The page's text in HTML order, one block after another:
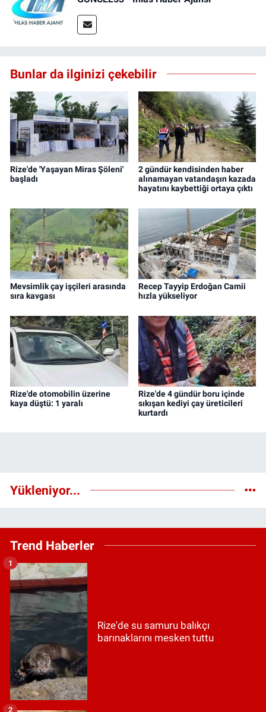
Bunlar da ilginizi çekebilir
Rize'de 'Yaşayan Miras Şöleni'
başladı
2 gündür kendisinden haber
alınamayan vatandaşın kazada
hayatını kaybettiği ortaya çıktı
Mevsimlik çay işçileri arasında
sıra kavgası
Recep Tayyip Erdoğan Camii
hızla yükseliyor
Rize'de otomobilin üzerine
kaya düştü: 1 yaralı
Rize'de 4 gündür boru içinde
sıkışan kediyi çay üreticileri
kurtardı
Yükleniyor...
Trend Haberler
Rize'de su samuru balıkçı
barınaklarını mesken tuttu
1
2